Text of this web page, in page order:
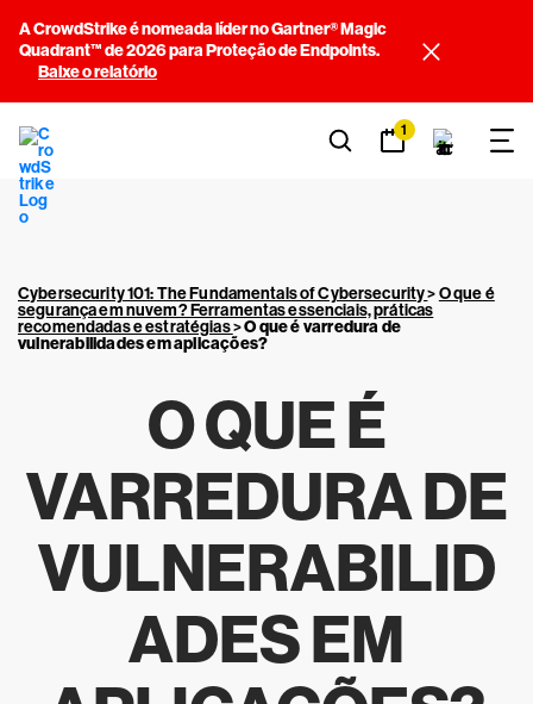
A CrowdStrike é nomeada líder no Gartner® Magic
Quadrant™ de 2026 para Proteção de Endpoints.
Baixe o relatório
1
Cybersecurity 101: The Fundamentals of Cybersecurity>O que é
segurança em nuvem? Ferramentas essenciais, práticas
recomendadas e estratégias>O que é varredura de
vulnerabilidades em aplicações?
O QUE É
VARREDURA DE
VULNERABILID
ADES EM